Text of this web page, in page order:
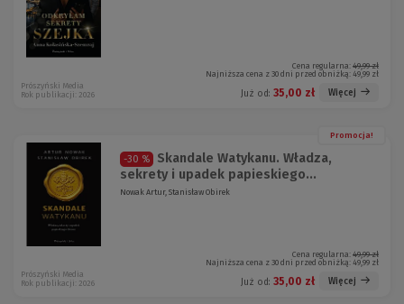
Cena regularna: 49,99 zł
Najniższa cena z 30 dni przed obniżką: 49,99 zł
Już od: 35,00 zł Więcej
Prószyński Media
Rok publikacji: 2026
Promocja!
-30 %
Skandale Watykanu. Władza,
sekrety i upadek papieskiego...
Nowak Artur, Stanisław Obirek
Cena regularna: 49,99 zł
Najniższa cena z 30 dni przed obniżką: 49,99 zł
Już od: 35,00 zł Więcej
Prószyński Media
Rok publikacji: 2026